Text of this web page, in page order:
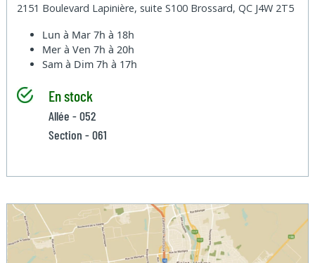
2151 Boulevard Lapinière, suite S100 Brossard, QC J4W 2T5
Lun à Mar7h à 18h
Mer à Ven7h à 20h
Sam à Dim7h à 17h
En stock
Allée - 052
Section - 061